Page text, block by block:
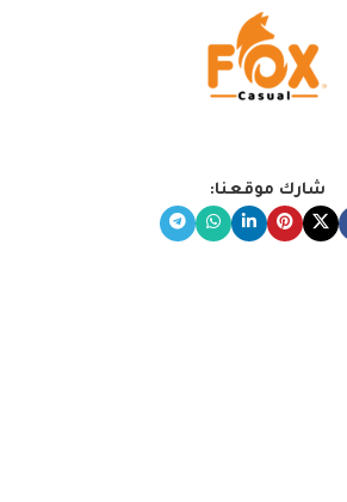
شارك موقعنا: